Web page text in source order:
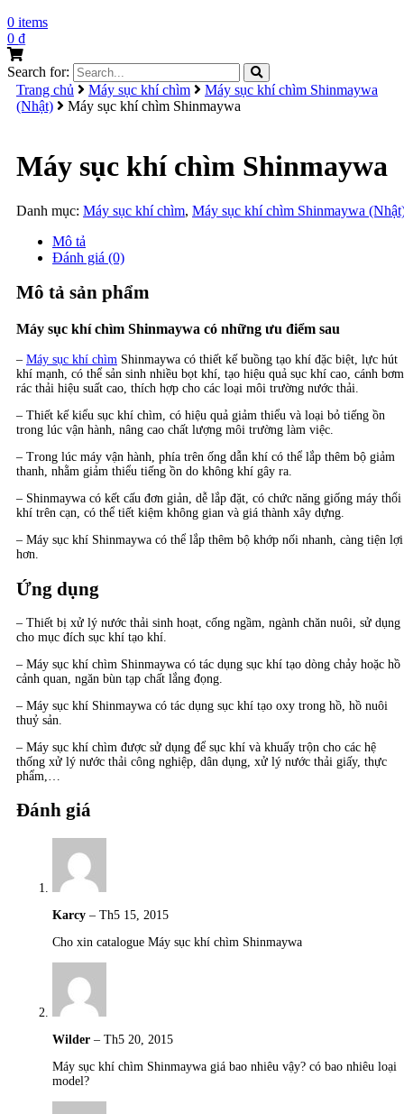
0 items
0 ₫
Search for:
Trang chủ
Máy sục khí chìm
Máy sục khí chìm Shinmaywa
(Nhật)
Máy sục khí chìm Shinmaywa
Máy sục khí chìm Shinmaywa
Danh mục: Máy sục khí chìm, Máy sục khí chìm Shinmaywa
Mô tả
Đánh giá (0)
Mô tả sản phẩm
Máy sục khí chìm Shinmaywa có những ưu điểm sau
– Máy sục khí chìm Shinmaywa có thiết kế buồng tạo khí đặc biệt, lực hút
khí mạnh, có thể sản sinh nhiều bọt khí, tạo hiệu quả sục khí cao, cánh bơm
rác thải hiệu suất cao, thích hợp cho các loại môi trường nước thải.
– Thiết kế kiểu sục khí chìm, có hiệu quả giảm thiểu và loại bỏ tiếng ồn
trong lúc vận hành, nâng cao chất lượng môi trường làm việc.
– Trong lúc máy vận hành, phía trên ống dẫn khí có thể lắp thêm bộ giảm
thanh, nhằm giảm thiểu tiếng ồn do không khí gây ra.
– Shinmaywa có kết cấu đơn giản, dễ lắp đặt, có chức năng giống máy thổi
khí trên cạn, có thể tiết kiệm không gian và giá thành xây dựng.
– Máy sục khí Shinmaywa có thể lắp thêm bộ khớp nối nhanh, càng tiện lợi
hơn.
Ứng dụng
– Thiết bị xử lý nước thải sinh hoạt, cống ngầm, ngành chăn nuôi, sử dụng
cho mục đích sục khí tạo khí.
– Máy sục khí chìm Shinmaywa có tác dụng sục khí tạo dòng chảy hoặc hồ
cảnh quan, ngăn bùn tạp chất lắng đọng.
– Máy sục khí Shinmaywa có tác dụng sục khí tạo oxy trong hồ, hồ nuôi
thuỷ sản.
– Máy sục khí chìm được sử dụng để sục khí và khuấy trộn cho các hệ
thống xử lý nước thải công nghiệp, dân dụng, xử lý nước thải giấy, thực
phẩm,…
Đánh giá
Karcy – Th5 15, 2015
Cho xin catalogue Máy sục khí chìm Shinmaywa
Wilder – Th5 20, 2015
Máy sục khí chìm Shinmaywa giá bao nhiêu vậy? có bao nhiêu loại
model?